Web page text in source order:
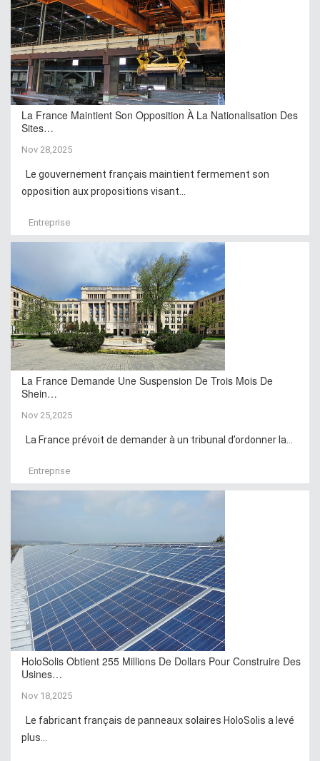
La France Maintient Son Opposition À La Nationalisation Des
Sites…
Nov 28,2025
Le gouvernement français maintient fermement son
opposition aux propositions visant...
Entreprise
La France Demande Une Suspension De Trois Mois De
Shein…
Nov 25,2025
La France prévoit de demander à un tribunal d’ordonner la...
Entreprise
HoloSolis Obtient 255 Millions De Dollars Pour Construire Des
Usines…
Nov 18,2025
Le fabricant français de panneaux solaires HoloSolis a levé
plus...